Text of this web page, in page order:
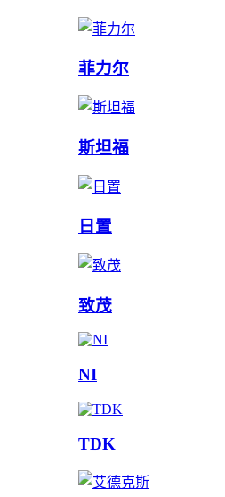
菲力尔
斯坦福
日置
致茂
NI
TDK